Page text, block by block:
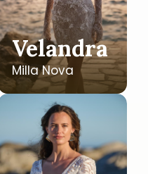
Velandra
Milla Nova